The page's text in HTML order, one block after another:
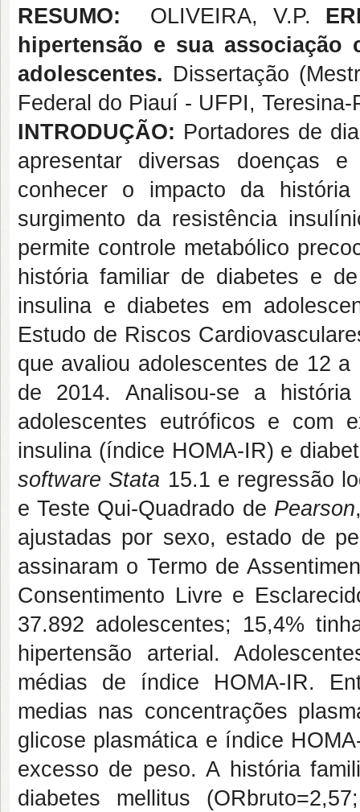
RESUMO: OLIVEIRA, V.P.
hipertensão e sua
adolescentes. Dissertação
Federal do Piauí - UFPI, Teresina-
INTRODUÇÃO: Portadores de
apresentar diversas doenças e
conhecer o impacto da
surgimento da resistência
permite controle metabólico
história familiar de diabetes e
insulina e diabetes em
Estudo de Riscos
que avaliou adolescentes de 12
de 2014. Analisou-se a
adolescentes eutróficos e com
insulina (índice HOMA-IR) e
software Stata 15.1 e regressão
e Teste Qui-Quadrado de Pearson
ajustadas por sexo, estado de
assinaram o Termo de
Consentimento Livre e
37.892 adolescentes; 15,4%
hipertensão arterial.
médias de índice HOMA-IR.
medias nas concentrações
glicose plasmática e índice
excesso de peso. A história
diabetes mellitus